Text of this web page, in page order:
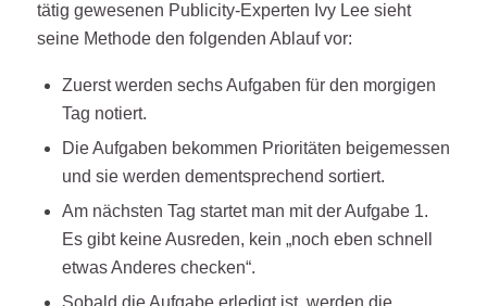
tätig gewesenen Publicity-Experten Ivy Lee sieht
seine Methode den folgenden Ablauf vor:
Zuerst werden sechs Aufgaben für den morgigen
Tag notiert.
Die Aufgaben bekommen Prioritäten beigemessen
und sie werden dementsprechend sortiert.
Am nächsten Tag startet man mit der Aufgabe 1.
Es gibt keine Ausreden, kein „noch eben schnell
etwas Anderes checken“.
Sobald die Aufgabe erledigt ist, werden die